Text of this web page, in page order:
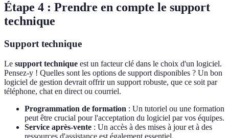
Étape 4 : Prendre en compte le support
technique
Support technique
Le support technique est un facteur clé dans le choix d'un logiciel.
Pensez-y ! Quelles sont les options de support disponibles ? Un bon
logiciel de gestion devrait offrir un support robuste, que ce soit par
téléphone, chat en direct ou courriel.
Programmation de formation : Un tutoriel ou une formation
peut être crucial pour l'acceptation du logiciel par vos équipes.
Service après-vente : Un accès à des mises à jour et à des
ressources d'assistance est également essentiel.